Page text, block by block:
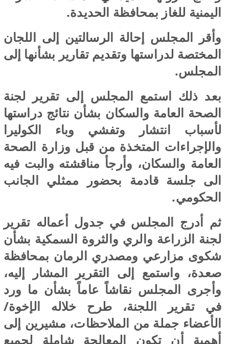
اليمنية للغاز بمحافظة الحديدة.
وأقر المجلس إحالة الرسالتين إلى اللجان
المختصة لدراستها وتقديم تقارير بشأنها إلى
المجلس.
بعد ذلك استمع المجلس إلى تقرير لجنة
الصحة العامة والسكان بشأن نتائج دراستها
لأسباب انتشار وتفشي وباء الكوليرا
والإجراءات المتخذة من قبل وزارة الصحة
العامة والسكان، وأرجأ مناقشته والبت فيه
الى جلسة قادمة بحضور ممثلي الجانب
الحكومي.
ثم أدرج المجلس في جدول أعماله تقرير
لجنة الزراعة والري والثروة السمكية بشأن
شكوى مزارعي ومصدري الرمان بمحافظة
صعدة، واستمع إلى التقرير المشار إليه،
وأجرى المجلس نقاشاً عاماً بشأن ما ورد
في تقرير اللجنة، طرح خلاله الإخوة/
الأعضاء جملة من الملاحظات، مشيرين إلى
أهمية أن تكون المعالجة شاملة لجميع